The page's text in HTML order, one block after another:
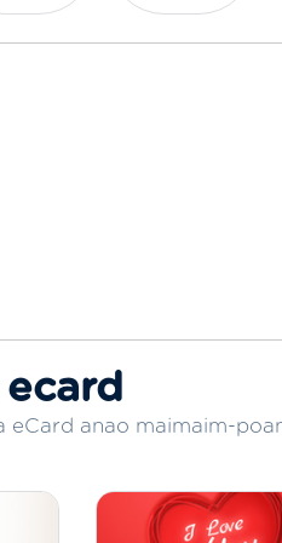
eCard anao maimaim-